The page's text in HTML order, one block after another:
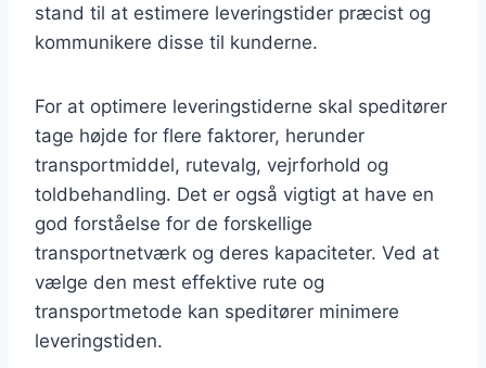
stand til at estimere leveringstider præcist og
kommunikere disse til kunderne.
For at optimere leveringstiderne skal speditører
tage højde for flere faktorer, herunder
transportmiddel, rutevalg, vejrforhold og
toldbehandling. Det er også vigtigt at have en
god forståelse for de forskellige
transportnetværk og deres kapaciteter. Ved at
vælge den mest effektive rute og
transportmetode kan speditører minimere
leveringstiden.